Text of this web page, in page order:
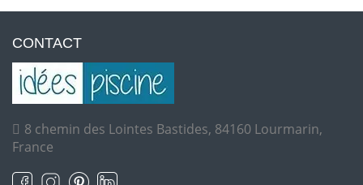
CONTACT
8 chemin des Lointes Bastides, 84160 Lourmarin,
France